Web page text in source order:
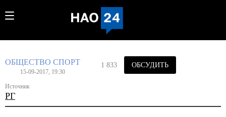
ОБЩЕСТВО СПОРТ
15-09-2017, 19:30
Источник
РГ
1 833 ОБСУДИТЬ